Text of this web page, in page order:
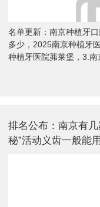
名单更新：南京种植牙
多少，2025南京种植牙
种植牙医院茀莱堡，3.南
排名公布：南京有
秘”活动义齿一般能